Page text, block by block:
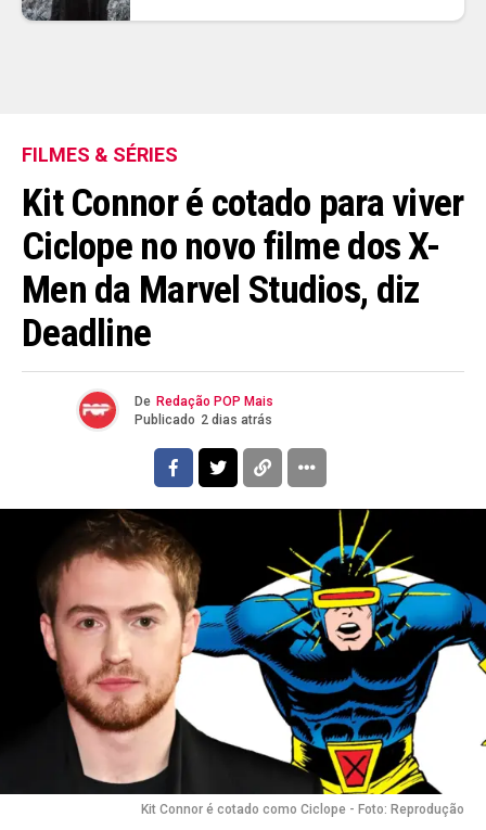
FILMES & SÉRIES
Kit Connor é cotado para viver
Ciclope no novo filme dos X-
Men da Marvel Studios, diz
Deadline
De Redação POP Mais
Publicado 2 dias atrás
Kit Connor é cotado como Ciclope - Foto: Reprodução